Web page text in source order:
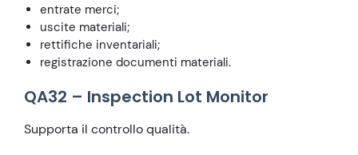
entrate merci;
uscite materiali;
rettifiche inventariali;
registrazione documenti materiali.
QA32 – Inspection Lot Monitor
Supporta il controllo qualità.